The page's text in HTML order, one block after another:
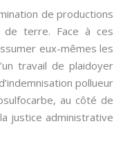
de productions
de terre. Face à ces
eux-mêmes les
travail de plaidoyer
pollueur
au côté de
justice administrative